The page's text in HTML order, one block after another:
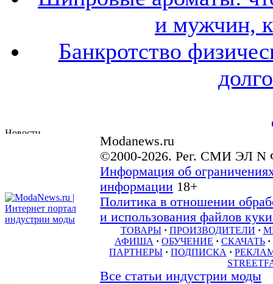
и мужчин,
Банкротство
Modanews.ru
©2000-2026. Рег. СМИ ЭЛ N
Информация об
информации 18+
Политика в отношении
и использования файлов
ТОВАРЫ · ПРОИЗВОДИТЕЛИ ·
АФИША · ОБУЧЕНИЕ · СКАЧАТЬ ·
ПАРТНЕРЫ · ПОДПИСКА ·
Все статьи индустрии моды